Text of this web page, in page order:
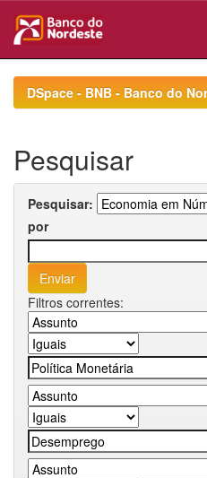
navigationDSpace - BNB - Banco do
Pesquisar
Pesquisar:
por
Filtros correntes: